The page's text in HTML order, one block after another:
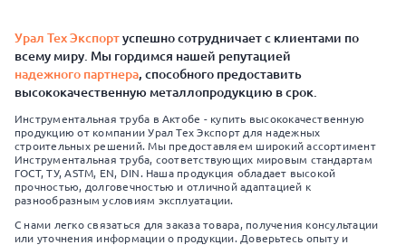
Урал Тех Экспортуспешно сотрудничает с клиентами по
всему миру. Мы гордимся нашей репутацией
надежного партнера, способного предоставить
высококачественную металлопродукцию в срок.
Инструментальная труба в Актобе - купить высококачественную
продукцию от компании Урал Тех Экспорт для надежных
строительных решений. Мы предоставляем широкий ассортимент
Инструментальная труба, соответствующих мировым стандартам
ГОСТ, ТУ, ASTM, EN, DIN. Наша продукция обладает высокой
прочностью, долговечностью и отличной адаптацией к
разнообразным условиям эксплуатации.
С нами легко связаться для заказа товара, получения консультации
или уточнения информации о продукции. Доверьтесь опыту и